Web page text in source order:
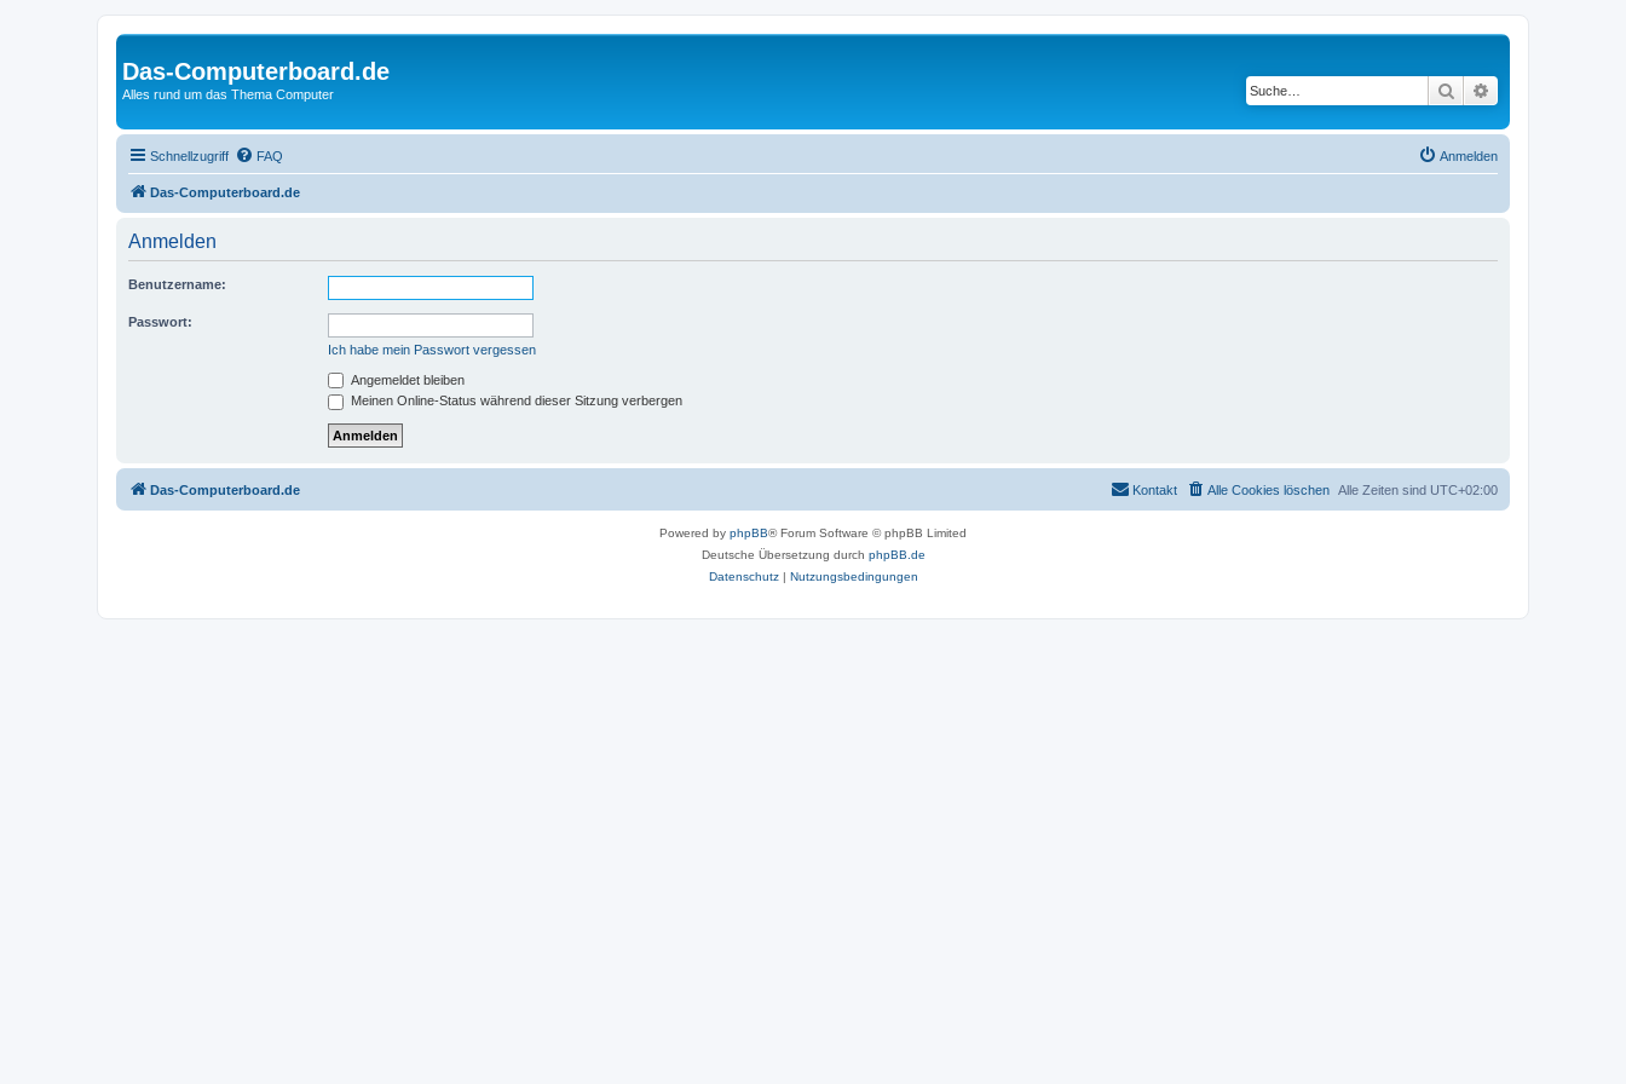
Das-Computerboard.de
Alles rund um das Thema Computer Suche
Schnellzugriff FAQ Anmelden
Das-Computerboard.de
Anmelden
Benutzername:
Passwort:
Ich habe mein Passwort vergessen
Angemeldet bleiben
Meinen Online-Status während dieser Sitzung verbergen
Das-Computerboard.de Alle Zeiten sind UTC+02:00
Alle Cookies löschen
Kontakt
Powered by phpBB® Forum Software © phpBB Limited
Deutsche Übersetzung durch phpBB.de
Datenschutz| Nutzungsbedingungen